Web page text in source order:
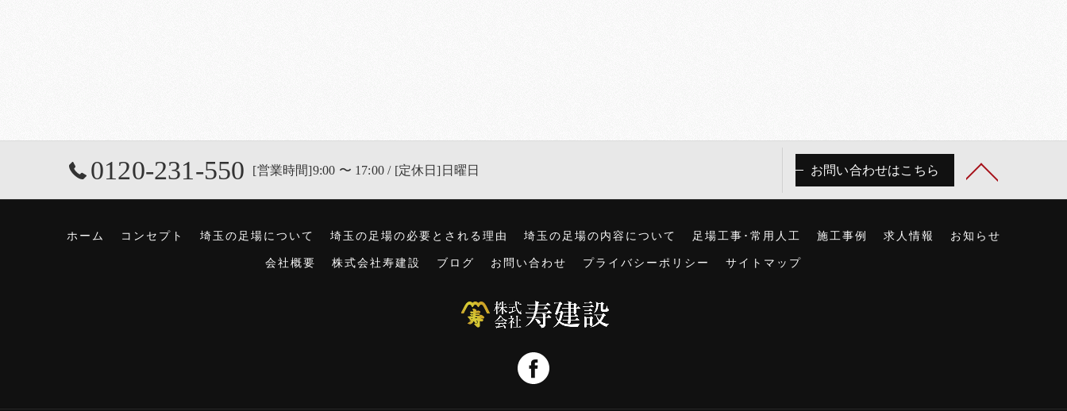
0120-231-550 [営業時間]9:00 〜 17:00 / [定休日]日曜日 お問い合わせはこちら
ホーム コンセプト 埼玉の足場について 埼玉の足場の必要とされる理由 埼玉の足場の内容について 足場工事･常用人工 施工事例 求人情報 お知らせ
会社概要 株式会社寿建設 ブログ お問い合わせ プライバシーポリシー サイトマップ